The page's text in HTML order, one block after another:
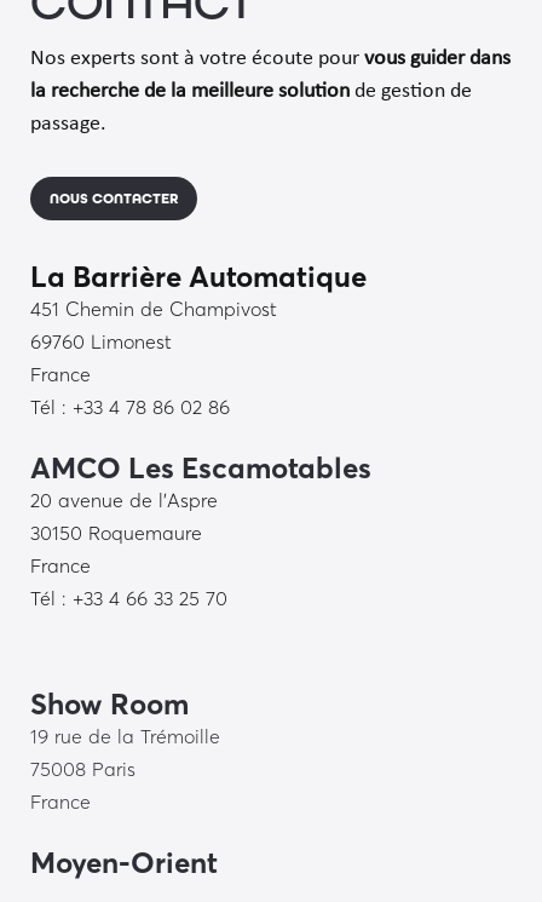
Nos experts sont à votre écoute pour vous guider dans
la recherche de la meilleure solutionde gestion de
passage.
NOUS CONTACTER
La Barrière Automatique
451 Chemin de Champivost
69760 Limonest
France
Tél : +33 4 78 86 02 86
AMCO Les Escamotables
20 avenue de l’Aspre
30150 Roquemaure
France
Tél : +33 4 66 33 25 70
Show Room
19 rue de la Trémoille
75008 Paris
France
Moyen-Orient